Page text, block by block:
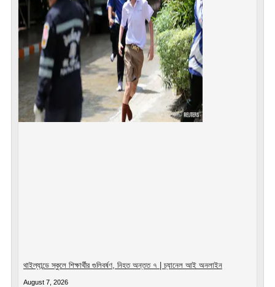
থাইল্যান্ডে স্কুলে শিক্ষার্থীর গুলিবর্ষণ, নিহত অন্তত ৭ | চ্যানেল আই অনলাইন
August 7, 2026